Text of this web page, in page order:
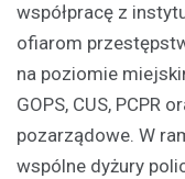
współpracę z
ofiarom
na poziomie
GOPS, CUS, PCPR
pozarządowe. W
wspólne dyżury